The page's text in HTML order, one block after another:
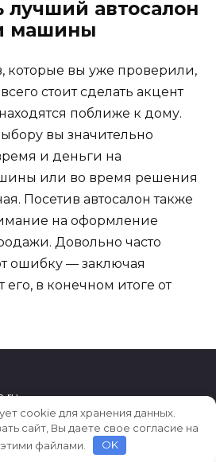
лучший автосалон
машины
которые вы уже проверили,
стоит сделать акцент
поближе к дому.
вы значительно
и деньги на
или во время решения
Посетив автосалон также
на оформление
Довольно часто
ошибку — заключая
его, в конечном итоге от
cookie для хранения данных.
сайт, Вы даете свое согласие на
файлами.
OK